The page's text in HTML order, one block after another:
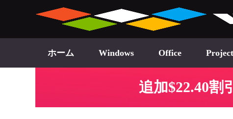
ホーム Windows Office Project
追加$22.40